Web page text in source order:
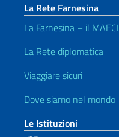
La Rete Farnesina
La Farnesina – il MAECI
La Rete diplomatica
Viaggiare sicuri
Dove siamo nel mondo
Le Istituzioni